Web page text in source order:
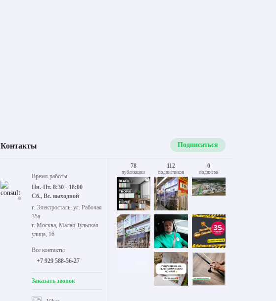
Контакты
Время работы
Пн.-Пт. 8:30 - 18:00
Сб., Вс. выходной
г. Электросталь, ул. Рабочая
35а
г. Москва, Малая Тульская
улица, 16
Все контакты
+7 929 588-56-27
Заказать звонок
Подписаться
78
публикации
112
подписчиков
0
подписок